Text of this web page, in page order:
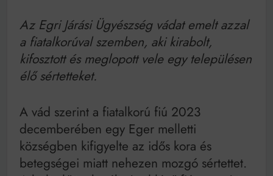
Bitumenes lapostetők: a bevált technológia akkor
működik, ha jól van felújítva
Az Egri Járási Ügyészség vádat emelt azzal
a fiatalkorúval szemben, aki kirabolt,
kifosztott és meglopott vele egy településen
élő sértetteket.
A vád szerint a fiatalkorú fiú 2023
decemberében egy Eger melletti
községben kifigyelte az idős kora és
betegségei miatt nehezen mozgó sértettet.